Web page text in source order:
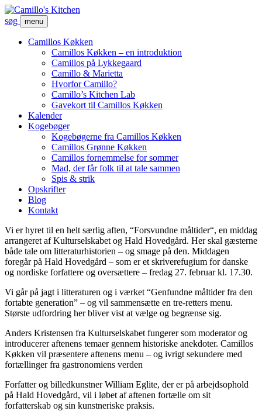
søg menu
Camillos Køkken
Camillos Køkken – en introduktion
Camillos på Lykkegaard
Camillo & Marietta
Hvorfor Camillo?
Camillo’s Kitchen Lab
Gavekort til Camillos Køkken
Kalender
Kogebøger
Kogebøgerne fra Camillos Køkken
Camillos Grønne Køkken
Camillos fornemmelse for sommer
Mad, der får folk til at tale sammen
Spis & strik
Opskrifter
Blog
Kontakt
Vi er hyret til en helt særlig aften, “Forsvundne måltider“, en middag
arrangeret af Kulturselskabet og Hald Hovedgård. Her skal gæsterne
både tale om litteraturhistorien – og smage på den. Middagen
foregår på Hald Hovedgård – som er et skriverefugium for danske
og nordiske forfattere og oversættere – fredag 27. februar kl. 17.30.
Vi går på jagt i litteraturen og i værket “Genfundne måltider fra den
fortabte generation” – og vil sammensætte en tre-retters menu.
Største udfordring her bliver vist at vælge og begrænse sig.
Anders Kristensen fra Kulturselskabet fungerer som moderator og
introducerer aftenens temaer gennem historiske anekdoter. Camillos
Køkken vil præsentere aftenens menu – og ivrigt sekundere med
fortællinger fra gastronomiens verden
Forfatter og billedkunstner William Eglite, der er på arbejdsophold
på Hald Hovedgård, vil i løbet af aftenen fortælle om sit
forfatterskab og sin kunstneriske praksis.